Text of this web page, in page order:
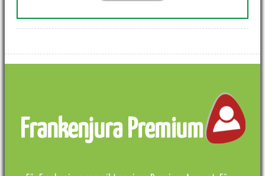
Frankenjura Premium